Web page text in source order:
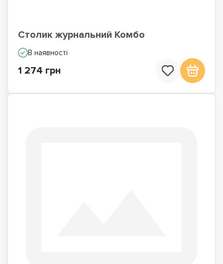
Столик журнальний Комбо
В наявності
1 274 грн